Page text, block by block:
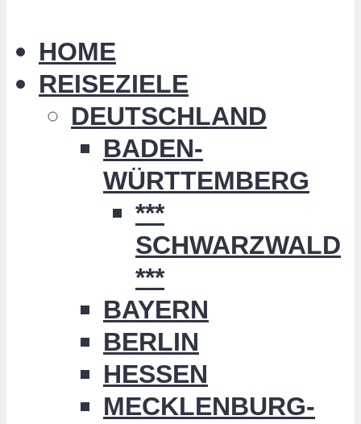
HOME
REISEZIELE
DEUTSCHLAND
BADEN-
WÜRTTEMBERG
***
SCHWARZWALD
***
BAYERN
BERLIN
HESSEN
MECKLENBURG-